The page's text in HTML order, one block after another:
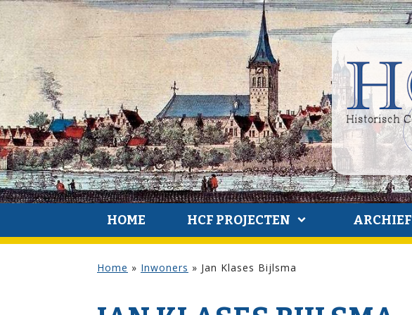
HOME HCF PROJECTEN ARCHIEF
Home » Inwoners » Jan Klases Bijlsma